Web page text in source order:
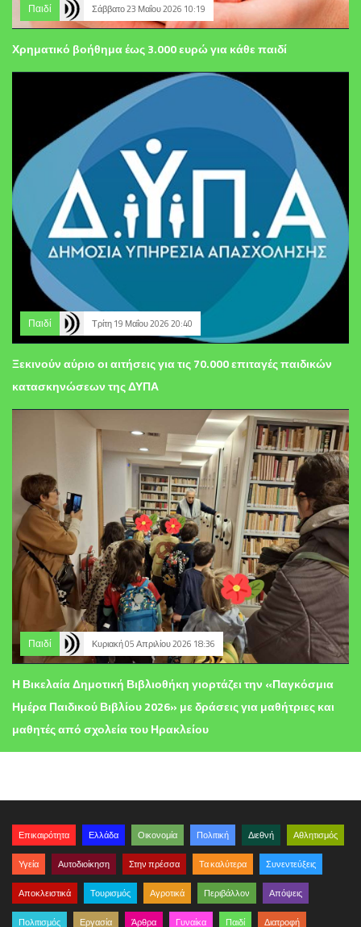
Παιδί Σάββατο 23 Μαΐου 2026 10:19
Χρηματικό βοήθημα έως 3.000 ευρώ για κάθε παιδί
Παιδί Τρίτη 19 Μαΐου 2026 20:40
Ξεκινούν αύριο οι αιτήσεις για τις 70.000 επιταγές παιδικών
κατασκηνώσεων της ΔΥΠΑ
Παιδί Κυριακή 05 Απριλίου 2026 18:36
Η Βικελαία Δημοτική Βιβλιοθήκη γιορτάζει την «Παγκόσμια
Ημέρα Παιδικού Βιβλίου 2026» με δράσεις για μαθήτριες και
μαθητές από σχολεία του Ηρακλείου
Επικαιρότητα Ελλάδα Οικονομία Πολιτική Διεθνή Αθλητισμός
Υγεία Αυτοδιοίκηση Στην πρέσσα Τα καλύτερα Συνεντεύξεις
Αποκλειστικά Τουρισμός Αγροτικά Περιβάλλον Απόψεις
Πολιτισμός Εργασία Άρθρα Γυναίκα Παιδί Διατροφή